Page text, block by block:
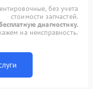
без учета
стоимости запчастей.
диагностику.
на неисправность.